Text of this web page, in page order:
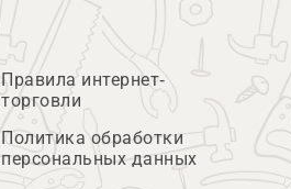
Правила интернет-
торговли
Политика обработки
персональных данных